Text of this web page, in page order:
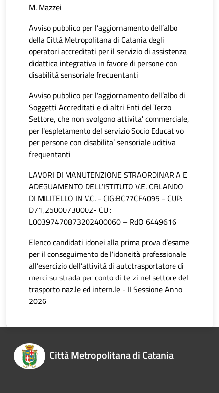
M. Mazzei
Avviso pubblico per l’aggiornamento dell’albo
della Città Metropolitana di Catania degli
operatori accreditati per il servizio di assistenza
didattica integrativa in favore di persone con
disabilità sensoriale frequentanti
Avviso pubblico per l'aggiornamento dell’albo di
Soggetti Accreditati e di altri Enti del Terzo
Settore, che non svolgono attivita' commerciale,
per l'espletamento del servizio Socio Educativo
per persone con disabilita’ sensoriale uditiva
frequentanti
LAVORI DI MANUTENZIONE STRAORDINARIA E
ADEGUAMENTO DELL'ISTITUTO V.E. ORLANDO
DI MILITELLO IN V.C. - CIG:BC77CF4095 - CUP:
D71J25000730002- CUI:
L00397470873202400060 – RdO 6449616
Elenco candidati idonei alla prima prova d’esame
per il conseguimento dell’idoneità professionale
all’esercizio dell’attività di autotrasportatore di
merci su strada per conto di terzi nel settore del
trasporto naz.le ed intern.le - II Sessione Anno
2026
Città Metropolitana di Catania